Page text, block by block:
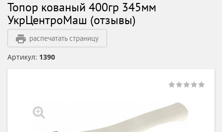
Топор кованый 400гр 345мм
УкрЦентроМаш (отзывы)
распечатать страницу
Артикул: 1390